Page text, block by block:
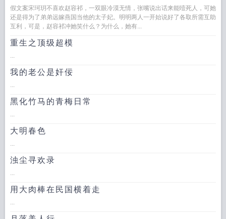
假文案宋珂玥不喜欢赵容祁，一双眼冷漠无情，张嘴说出话来能噎死人，可她
还是得为了弟弟远嫁燕国当他的太子妃。明明两人一开始说好了各取所需互助
互利，可是，赵容祁冲她笑什么？为什么，她有...
重生之顶级超模
...
我的老公是奸佞
...
黑化竹马的青梅日常
...
大明春色
...
浊尘寻欢录
...
用大肉棒在民国横着走
...